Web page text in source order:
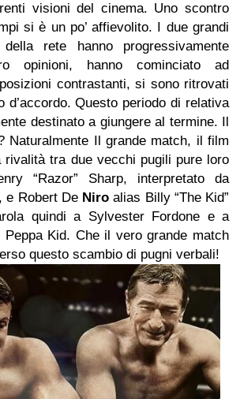
visioni del cinema. Uno scontro
si è un po’ affievolito. I due grandi
rete hanno progressivamente
opinioni, hanno cominciato ad
contrastanti, si sono ritrovati
d’accordo. Questo periodo di relativa
destinato a giungere al termine. Il
Naturalmente Il grande match, il film
rivalità tra due vecchi pugili pure loro
“Razor” Sharp, interpretato da
e Robert De Niro alias Billy “The Kid”
quindi a Sylvester Fordone e a
Peppa Kid. Che il vero grande match
questo scambio di pugni verbali!